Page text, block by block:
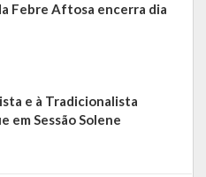
Febre Aftosa encerra dia
e à Tradicionalista
em Sessão Solene